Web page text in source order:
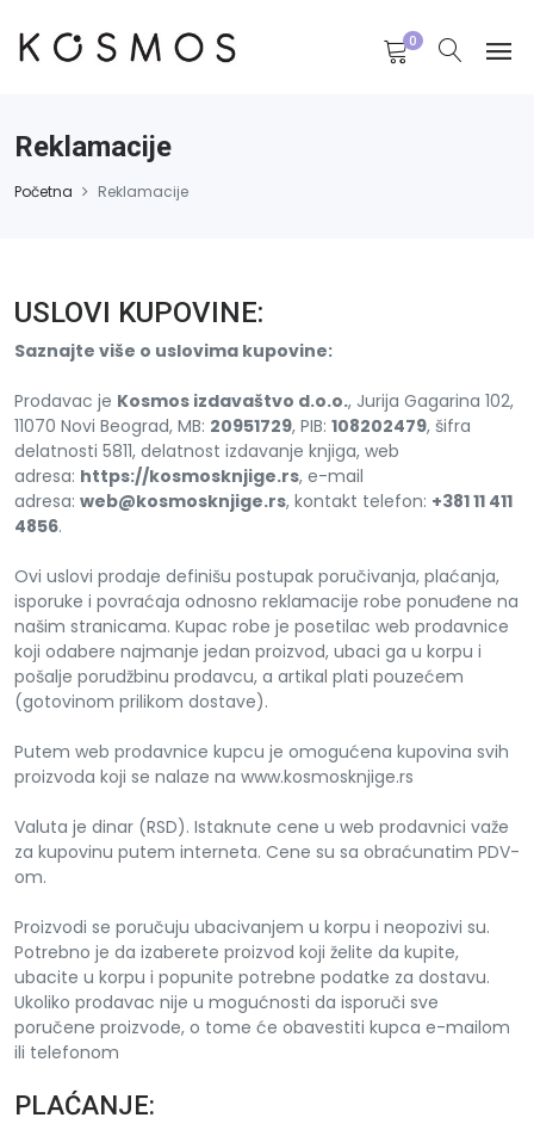
0
Reklamacije
Početna Reklamacije
USLOVI KUPOVINE:
Saznajte više o uslovima kupovine:
Prodavac je Kosmos izdavaštvo d.o.o., Jurija Gagarina 102,
11070 Novi Beograd, MB: 20951729, PIB: 108202479, šifra
delatnosti 5811, delatnost izdavanje knjiga, web
adresa: https://kosmosknjige.rs, e-mail
adresa: web@kosmosknjige.rs, kontakt telefon: +381 11 411
4856.
Ovi uslovi prodaje definišu postupak poručivanja, plaćanja,
isporuke i povraćaja odnosno reklamacije robe ponuđene na
našim stranicama. Kupac robe je posetilac web prodavnice
koji odabere najmanje jedan proizvod, ubaci ga u korpu i
pošalje porudžbinu prodavcu, a artikal plati pouzećem
(gotovinom prilikom dostave).
Putem web prodavnice kupcu je omogućena kupovina svih
proizvoda koji se nalaze na www.kosmosknjige.rs
Valuta je dinar (RSD). Istaknute cene u web prodavnici važe
za kupovinu putem interneta. Cene su sa obraćunatim PDV-
om.
Proizvodi se poručuju ubacivanjem u korpu i neopozivi su.
Potrebno je da izaberete proizvod koji želite da kupite,
ubacite u korpu i popunite potrebne podatke za dostavu.
Ukoliko prodavac nije u mogućnosti da isporuči sve
poručene proizvode, o tome će obavestiti kupca e-mailom
ili telefonom
PLAĆANJE: